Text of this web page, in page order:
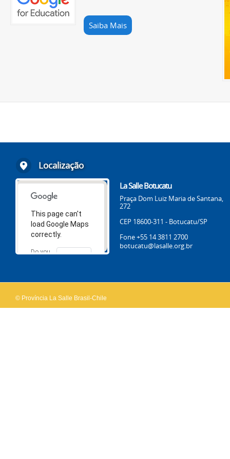
Saiba Mais
Localização
This page can't
load Google Maps
correctly.
Do you
OK
La Salle Botucatu
Praça Dom Luiz Maria de Santana,
272
CEP 18600-311 - Botucatu/SP
Fone +55 14 3811 2700
botucatu@lasalle.org.br
© Província La Salle Brasil-Chile